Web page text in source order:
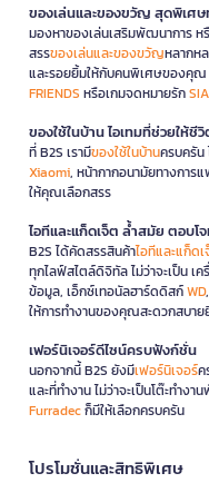
ของเล่นและของขวัญ สุดพิเศ
มองหาของเล่นเสริมพัฒนาการ
สรรของเล่นและของขวัญหลากห
และรอยยิ้มให้กับคนพิเศษของคุณ
FRIENDS หรือเกมจดหมายรัก
ของใช้ในบ้าน ไอเทมที่ช่วยให้ชี
ที่ B2S เรามีของใช้ในบ้านครบครัน
Xiaomi, หน้ากากอนามัยทางการ
ให้คุณเลือกสรร
ไอทีและแก็ดเจ็ต ล้ำสมัย ตอบโ
B2S ได้คัดสรรสินค้าไอทีและแก็ด
ทุกไลฟ์สไตล์ดิจิทัล ไม่ว่าจะเป็น เค
ข้อมูล, เอ็กซ์เทอนัลฮาร์ดดิสก์WD
ให้การทำงานของคุณสะดวกสบา
เฟอร์นิเจอร์ดีไซน์ครบฟังก์ชั่น
นอกจากนี้ B2S ยังมีเฟอร์นิเจอร์ค
และที่ทำงาน ไม่ว่าจะเป็นโต๊ะทำง
Furradecก็มีให้เลือกครบครัน
โปรโมชั่นและสิทธิพิเศษ